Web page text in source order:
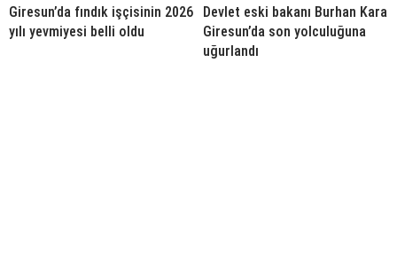
Giresun’da fındık işçisinin 2026
yılı yevmiyesi belli oldu
Devlet eski bakanı Burhan Kara
Giresun’da son yolculuğuna
uğurlandı